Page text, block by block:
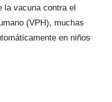
la vacuna contra el
(VPH), muchas
en niños